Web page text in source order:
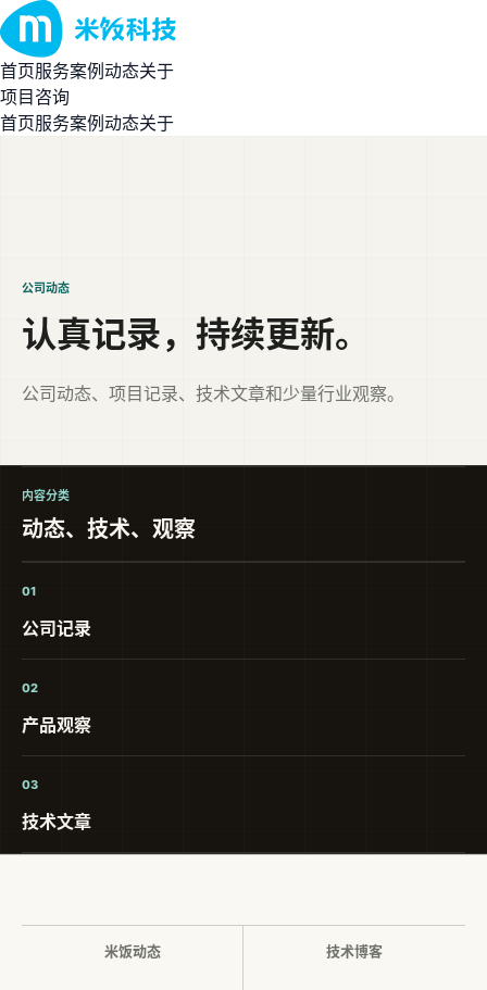
首页服务案例动态关于
项目咨询
首页服务案例动态关于
公司动态
认真记录，持续更新。
公司动态、项目记录、技术文章和少量行业观察。
内容分类
动态、技术、观察
01
公司记录
02
产品观察
03
技术文章
米饭动态 技术博客